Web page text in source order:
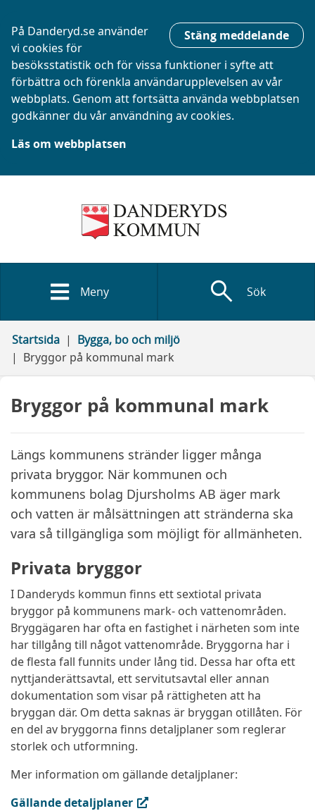
Stäng meddelande
På Danderyd.se använder
vi cookies för
besöksstatistik och för vissa funktioner i syfte att
förbättra och förenkla användarupplevelsen av vår
webbplats. Genom att fortsätta använda webbplatsen
godkänner du vår användning av cookies.
Läs om webbplatsen
Meny search Sök
Startsida
Bygga, bo och miljö
Bryggor på kommunal mark
Bryggor på kommunal mark
Längs kommunens stränder ligger många
privata bryggor. När kommunen och
kommunens bolag Djursholms AB äger mark
och vatten är målsättningen att stränderna ska
vara så tillgängliga som möjligt för allmänheten.
Privata bryggor
I Danderyds kommun finns ett sextiotal privata
bryggor på kommunens mark- och vattenområden.
Bryggägaren har ofta en fastighet i närheten som inte
har tillgång till något vattenområde. Bryggorna har i
de flesta fall funnits under lång tid. Dessa har ofta ett
nyttjanderättsavtal, ett servitutsavtal eller annan
dokumentation som visar på rättigheten att ha
bryggan där. Om detta saknas är bryggan otillåten. För
en del av bryggorna finns detaljplaner som reglerar
storlek och utformning.
Mer information om gällande detaljplaner:
Gällande detaljplaner
(extern länk, öppnas i ny flik)